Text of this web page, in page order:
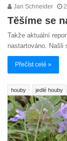
Jan Schneider
Těšíme se
Takže aktuální
nastartováno.
Přečíst celé »
houby jedlé houby